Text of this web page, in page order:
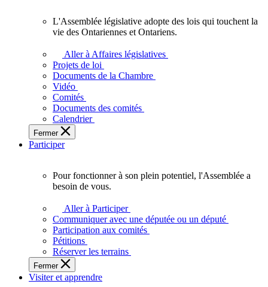
l'Ontario.
L'Assemblée
adopte
touchent
des
Ontariennes
et
L'Assemblée législative adopte des lois qui touchent la
vie des Ontariennes et Ontariens.
Aller à Affaires législatives
Projets de loi
Documents de la Chambre
Vidéo
Comités
Documents des comités
Calendrier
Fermer
Participer
plein
potentiel,
l'Assemblée
a
besoin
de
Pour fonctionner à son plein potentiel, l'Assemblée a
besoin de vous.
Aller à Participer
Communiquer avec une députée ou un député
Participation aux comités
Pétitions
Réserver les terrains
Fermer
Visiter et apprendre